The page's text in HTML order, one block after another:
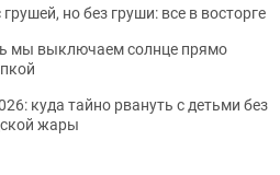
но без груши: все в восторге
мы выключаем солнце прямо
куда тайно рвануть с детьми без
жары